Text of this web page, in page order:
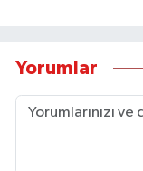
Yorumlar